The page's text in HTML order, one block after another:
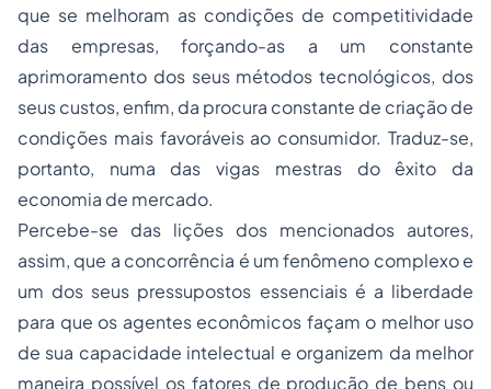
que se melhoram as condições de competitividade
das empresas, forçando-as a um constante
aprimoramento dos seus métodos tecnológicos, dos
seus custos, enfim, da procura constante de criação de
condições mais favoráveis ao consumidor. Traduz-se,
portanto, numa das vigas mestras do êxito da
economia de mercado.
Percebe-se das lições dos mencionados autores,
assim, que a concorrência é um fenômeno complexo e
um dos seus pressupostos essenciais é a liberdade
para que os agentes econômicos façam o melhor uso
de sua capacidade intelectual e organizem da melhor
maneira possível os fatores de produção de bens ou